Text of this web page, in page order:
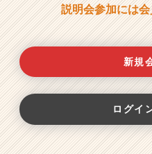
説明会参加には会
新規
ログイ